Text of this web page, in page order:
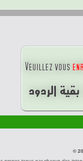
©